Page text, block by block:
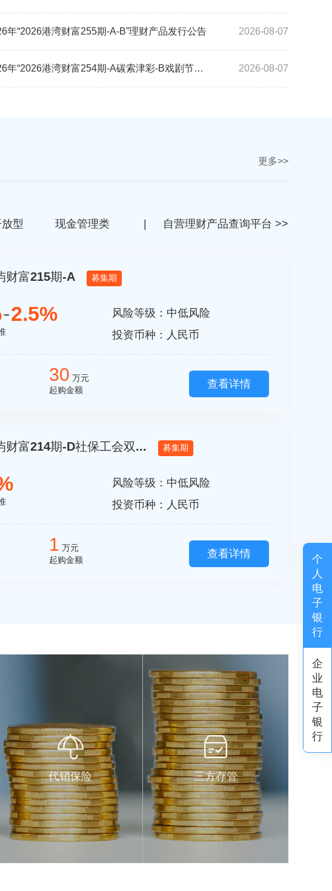
个
人
电
子
银
行
企
业
电
子
银
行
年“2026港湾财富255期-A-B”理财产品发行公告 2026-08-07
2026年“2026港湾财富254期-A碳索津彩-B戏剧节主题-B-C-D-E-F-G五中支邀约客户专属”理财产品发行公告 2026-08-07
更多>>
型 现金管理类 | 自营理财产品查询平台 >>
财富215期-A 募集期
-2.5% 风险等级： 中低风险
投资币种：人民币
30 万元
起购金额
查看详情
财富214期-D社保工会双... 募集期
风险等级： 中低风险
投资币种：人民币
1 万元
起购金额
查看详情
代销保险 三方存管